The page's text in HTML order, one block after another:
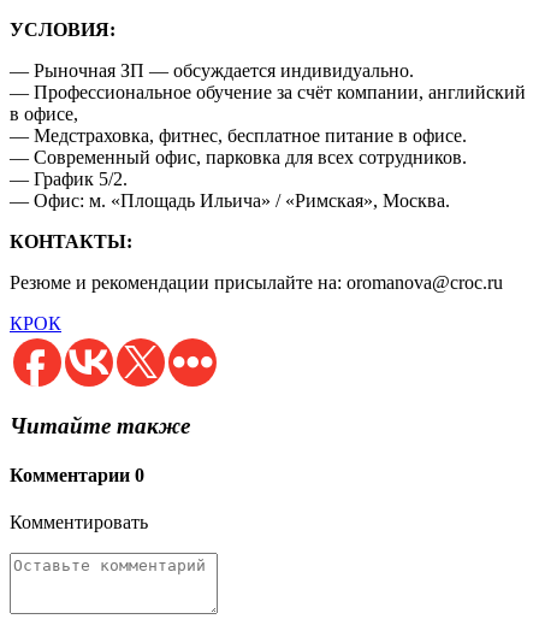
УСЛОВИЯ:
— Рыночная ЗП — обсуждается индивидуально.
— Профессиональное обучение за счёт компании, английский
в офисе,
— Медстраховка, фитнес, бесплатное питание в офисе.
— Современный офис, парковка для всех сотрудников.
— График 5/2.
— Офис: м. «Площадь Ильича» / «Римская», Москва.
КОНТАКТЫ:
Резюме и рекомендации присылайте на: oromanova@croc.ru
КРОК
Читайте также
Комментарии 0
Комментировать